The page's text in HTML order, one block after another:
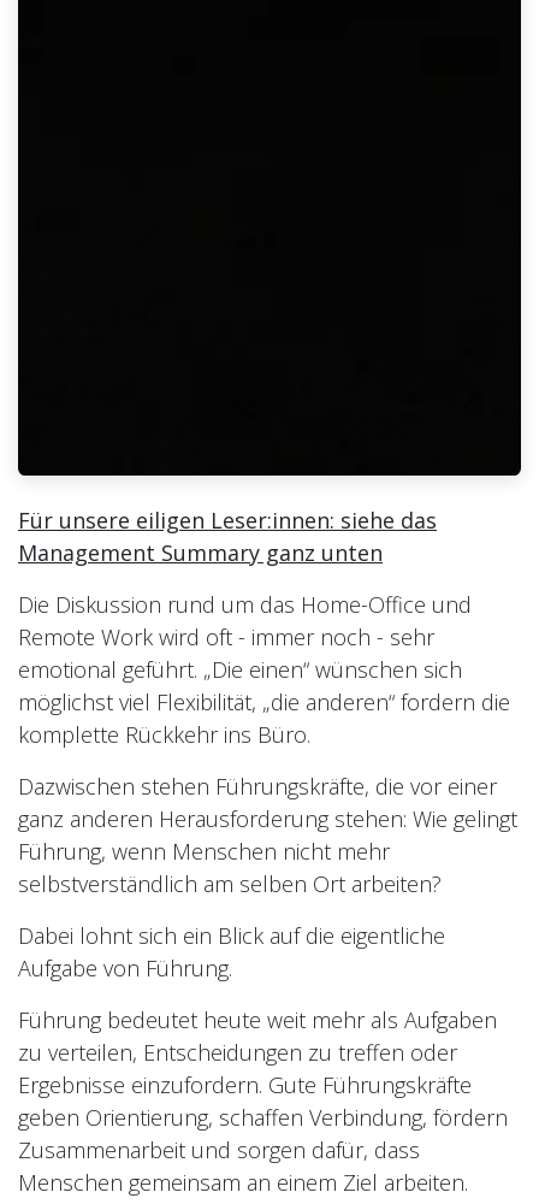
Für unsere eiligen Leser:innen: siehe das
Management Summary ganz unten
Die Diskussion rund um das Home-Office und
Remote Work wird oft - immer noch - sehr
emotional geführt. „Die einen“ wünschen sich
möglichst viel Flexibilität, „die anderen“ fordern die
komplette Rückkehr ins Büro.
Dazwischen stehen Führungskräfte, die vor einer
ganz anderen Herausforderung stehen: Wie gelingt
Führung, wenn Menschen nicht mehr
selbstverständlich am selben Ort arbeiten?
Dabei lohnt sich ein Blick auf die eigentliche
Aufgabe von Führung.
Führung bedeutet heute weit mehr als Aufgaben
zu verteilen, Entscheidungen zu treffen oder
Ergebnisse einzufordern. Gute Führungskräfte
geben Orientierung, schaffen Verbindung, fördern
Zusammenarbeit und sorgen dafür, dass
Menschen gemeinsam an einem Ziel arbeiten.